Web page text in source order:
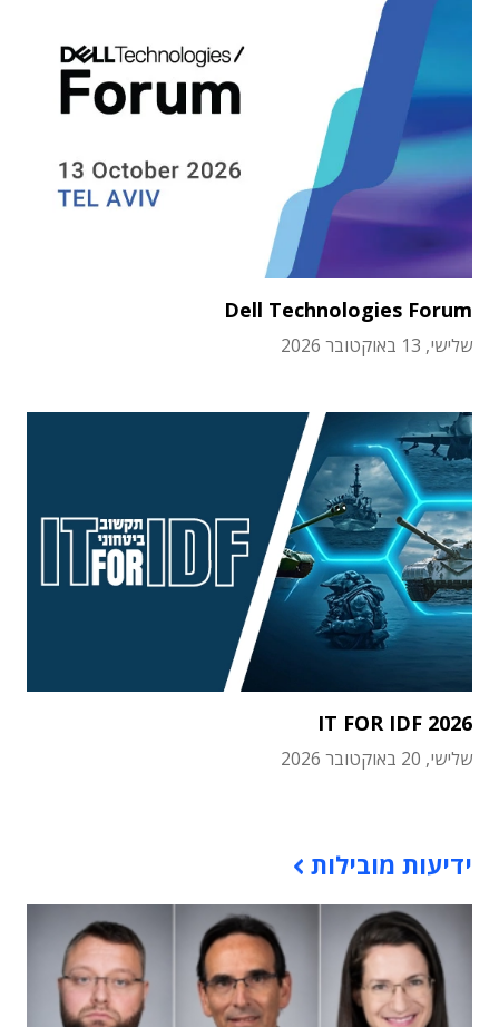
Dell Technologies Forum
שלישי, 13 באוקטובר 2026
IT FOR IDF 2026
שלישי, 20 באוקטובר 2026
ידיעות מובילות